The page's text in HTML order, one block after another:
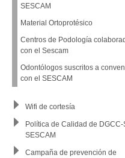
SESCAM
Material Ortoprotésico
Centros de Podología
con el Sescam
Odontólogos suscritos a
con el SESCAM
Wifi de cortesía
Política de Calidad de DGCC-
SESCAM
Campaña de prevención de